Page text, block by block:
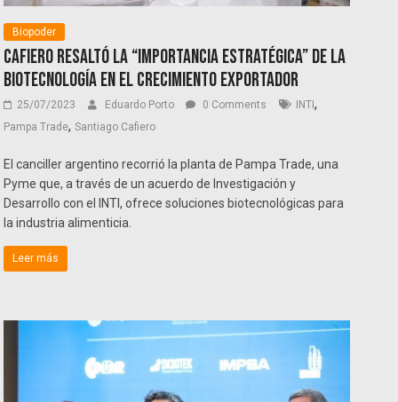
Biopoder
Cafiero resaltó la “importancia estratégica” de la
biotecnología en el crecimiento exportador
25/07/2023 Eduardo Porto 0 Comments INTI,
Pampa Trade,Santiago Cafiero
El canciller argentino recorrió la planta de Pampa Trade, una
Pyme que, a través de un acuerdo de Investigación y
Desarrollo con el INTI, ofrece soluciones biotecnológicas para
la industria alimenticia.
Leer más